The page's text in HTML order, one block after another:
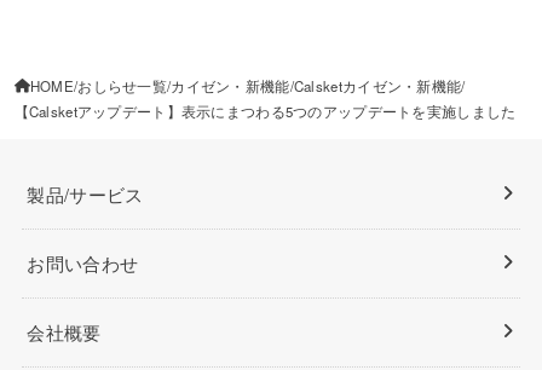
HOME おしらせ一覧 カイゼン・新機能 Calsketカイゼン・新機能
【Calsketアップデート】表示にまつわる5つのアップデートを実施しました
製品/サービス
お問い合わせ
会社概要